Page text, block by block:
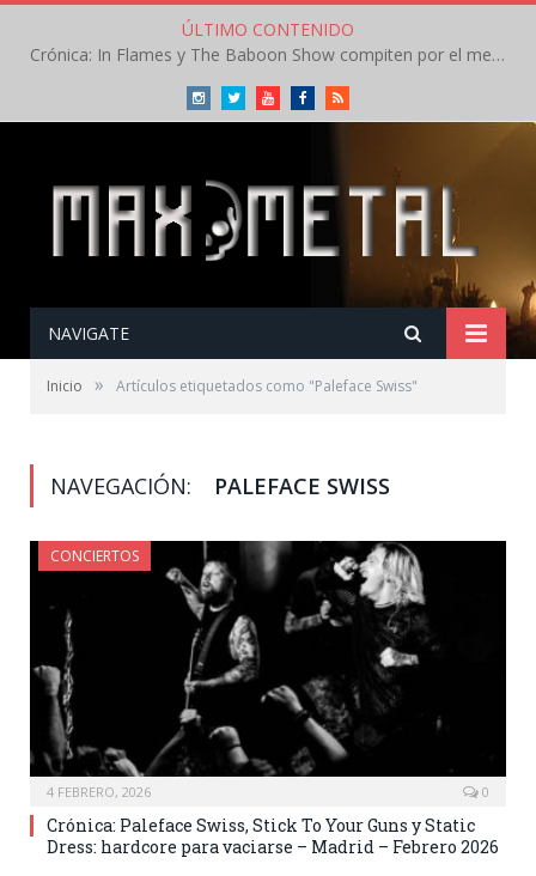
ÚLTIMO CONTENIDO
Crónica: In Flames y The Baboon Show compiten por el mejor concierto del día en el Leyendas del Rock – Viernes – Agosto 2026
InstagramTwitterYoutubeFacebookRSS
NAVIGATE
Inicio » Artículos etiquetados como "Paleface Swiss"
NAVEGACIÓN: PALEFACE SWISS
CONCIERTOS
4 FEBRERO, 2026 0
Crónica: Paleface Swiss, Stick To Your Guns y Static
Dress: hardcore para vaciarse – Madrid – Febrero 2026